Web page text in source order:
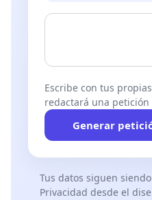
Escribe con tus
redactará una
Generar
Tus datos siguen
Privacidad desde el